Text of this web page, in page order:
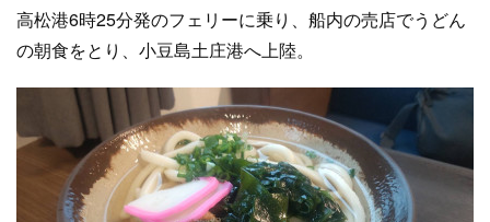
高松港6時25分発のフェリーに乗り、船内の売店でうどん
の朝食をとり、小豆島土庄港へ上陸。